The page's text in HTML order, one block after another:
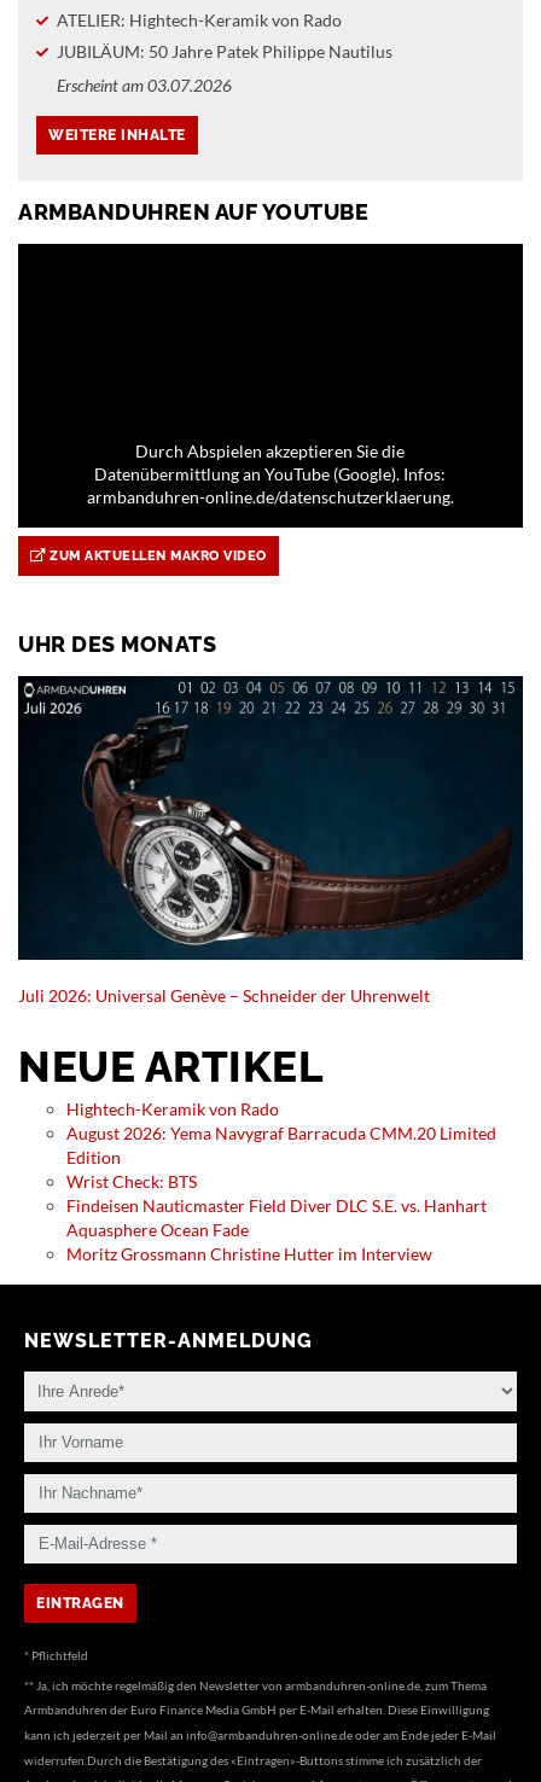
ATELIER: Hightech-Keramik von Rado
JUBILÄUM: 50 Jahre Patek Philippe Nautilus
Erscheint am 03.07.2026
ARMBANDUHREN AUF YOUTUBE
Durch Abspielen akzeptieren Sie die
Datenübermittlung an YouTube (Google). Infos:
armbanduhren-online.de/datenschutzerklaerung.
ZUM AKTUELLEN MAKRO VIDEO
UHR DES MONATS
Juli 2026: Universal Genève – Schneider der Uhrenwelt
NEUE ARTIKEL
Hightech-Keramik von Rado
August 2026: Yema Navygraf Barracuda CMM.20 Limited
Edition
Wrist Check: BTS
Findeisen Nauticmaster Field Diver DLC S.E. vs. Hanhart
Aquasphere Ocean Fade
Moritz Grossmann Christine Hutter im Interview
NEWSLETTER-ANMELDUNG
* Pflichtfeld
** Ja, ich möchte regelmäßig den Newsletter von armbanduhren-online.de, zum Thema
Armbanduhren der Euro Finance Media GmbH per E-Mail erhalten. Diese Einwilligung
kann ich jederzeit per Mail an info@armbanduhren-online.deoder am Ende jeder E-Mail
widerrufen.Durch die Bestätigung des «Eintragen»-Buttons stimme ich zusätzlich der